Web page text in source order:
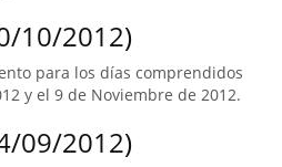
10/2012)
para los días comprendidos
y el 9 de Noviembre de 2012.
09/2012)